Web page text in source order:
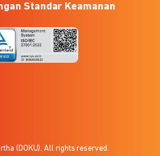
Standar Keamanan
(DOKU). All rights reserved.